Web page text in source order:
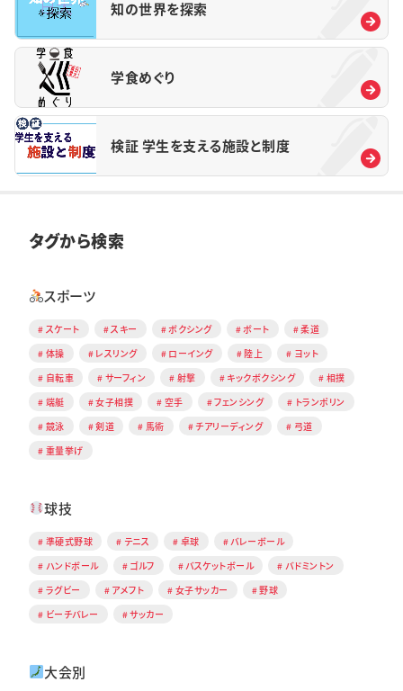
知の世界を探索
学食めぐり
検証 学生を支える施設と制度
タグから検索
スポーツ
スケート スキー ボクシング ボート
柔道
体操
レスリング ローイング 陸上
ヨット
自転車
サーフィン 射撃 キックボクシング
相撲
端艇
女子相撲 空手 フェンシング
トランポリン
競泳
剣道 馬術 チアリーディング
弓道
重量挙げ
球技
準硬式野球 テニス 卓球
バレーボール
ハンドボール
ゴルフ バスケットボール
バドミントン
ラグビー
アメフト 女子サッカー
野球
ビーチバレー
サッカー
大会別